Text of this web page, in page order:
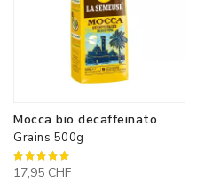
Mocca bio decaffeinato
Grains 500g
100%
17,95 CHF